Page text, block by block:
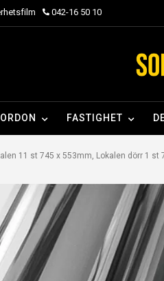
042-16 50 10
FASTIGHET
11 st 745 x 553mm, Lokalen dörr 1